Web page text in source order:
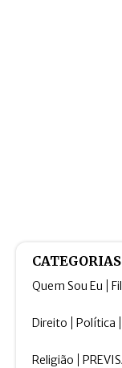
CATEGORIAS
Quem Sou Eu
Direito Política
Religião